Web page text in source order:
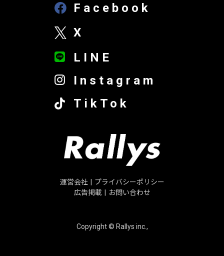
Facebook
X
LINE
Instagram
TikTok
運営会社
プライバシーポリシー
広告掲載
お問い合わせ
Copyright © Rallys inc.,